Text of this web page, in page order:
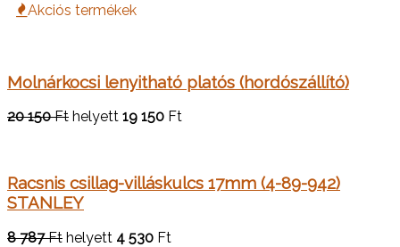
Akciós termékek
Molnárkocsi lenyitható platós (hordószállító)
20 150 Ft helyett 19 150 Ft
Racsnis csillag-villáskulcs 17mm (4-89-942)
STANLEY
8 787 Ft helyett 4 530 Ft